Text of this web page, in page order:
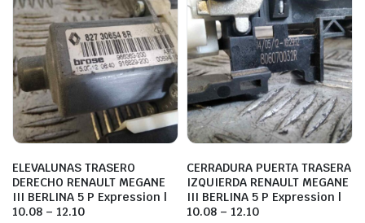
ELEVALUNAS TRASERO
DERECHO RENAULT MEGANE
III BERLINA 5 P Expression |
10.08 – 12.10
CERRADURA PUERTA TRASERA
IZQUIERDA RENAULT MEGANE
III BERLINA 5 P Expression |
10.08 – 12.10